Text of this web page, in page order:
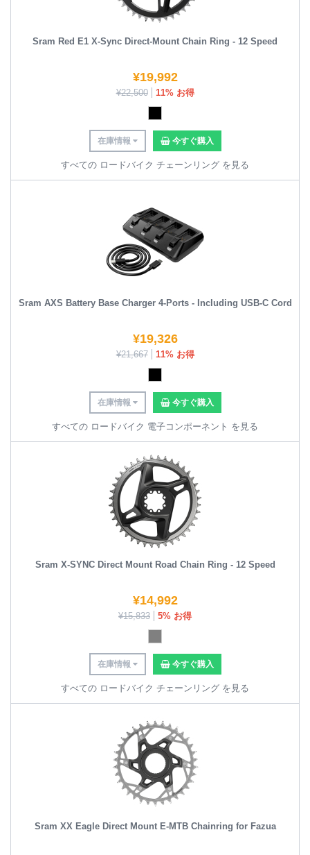
Sram Red E1 X-Sync Direct-Mount Chain Ring - 12 Speed
¥19,992
¥22,500 11% お得
在庫情報 今すぐ購入
すべての ロードバイク チェーンリング を見る
Sram AXS Battery Base Charger 4-Ports - Including USB-C Cord
¥19,326
¥21,667 11% お得
在庫情報 今すぐ購入
すべての ロードバイク 電子コンポーネント を見る
Sram X-SYNC Direct Mount Road Chain Ring - 12 Speed
¥14,992
¥15,833 5% お得
在庫情報 今すぐ購入
すべての ロードバイク チェーンリング を見る
Sram XX Eagle Direct Mount E-MTB Chainring for Fazua